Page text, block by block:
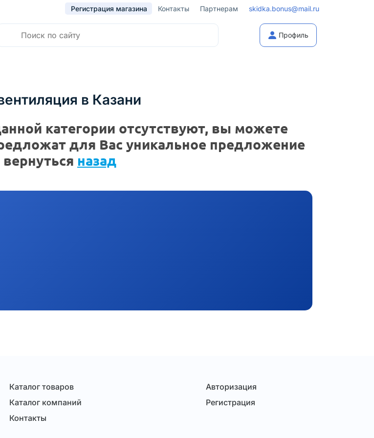
Регистрация магазина Контакты Партнерам skidka.bonus@mail.ru
Профиль
в Казани
категории отсутствуют, вы можете
для Вас уникальное предложение
назад
Каталог товаров
Каталог компаний
Контакты
Авторизация
Регистрация